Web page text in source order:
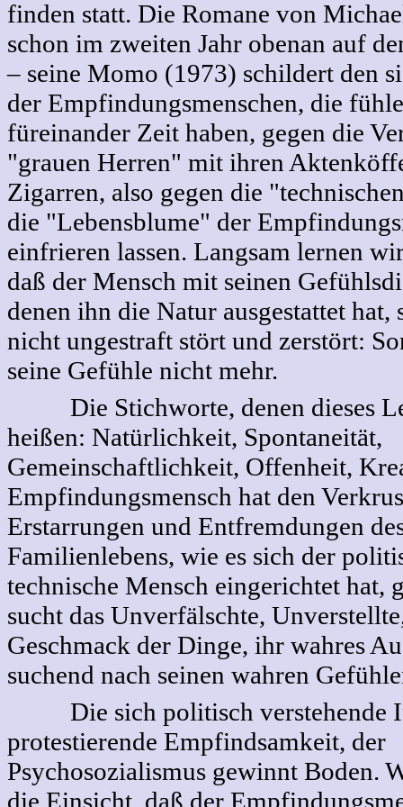
finden statt. Die Romane von
schon im zweiten Jahr obenan auf
– seine Momo (1973) schildert den
der Empfindungsmenschen, die
füreinander Zeit haben, gegen die
"grauen Herren" mit ihren
Zigarren, also gegen die
die "Lebensblume" der
einfrieren lassen. Langsam lernen
daß der Mensch mit seinen
denen ihn die Natur ausgestattet hat,
nicht ungestraft stört und zerstört:
seine Gefühle nicht mehr.
Die Stichworte, denen dieses
heißen: Natürlichkeit, Spontaneität,
Gemeinschaftlichkeit, Offenheit,
Empfindungsmensch hat den
Erstarrungen und Entfremdungen
Familienlebens, wie es sich der
technische Mensch eingerichtet hat,
sucht das Unverfälschte,
Geschmack der Dinge, ihr wahres
suchend nach seinen wahren
Die sich politisch verstehende
protestierende Empfindsamkeit, der
Psychosozialismus gewinnt Boden.
die Einsicht, daß der